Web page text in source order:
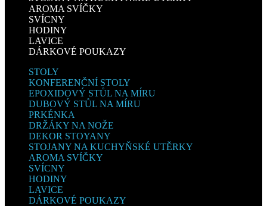
AROMA SVÍČKY
SVÍCNY
HODINY
LAVICE
DÁRKOVÉ POUKAZY
STOLY
KONFERENČNÍ STOLY
EPOXIDOVÝ STŮL NA MÍRU
DUBOVÝ STŮL NA MÍRU
PRKÉNKA
DRŽÁKY NA NOŽE
DEKOR STOYANY
STOJANY NA KUCHYŇSKÉ UTĚRKY
AROMA SVÍČKY
SVÍCNY
HODINY
LAVICE
DÁRKOVÉ POUKAZY